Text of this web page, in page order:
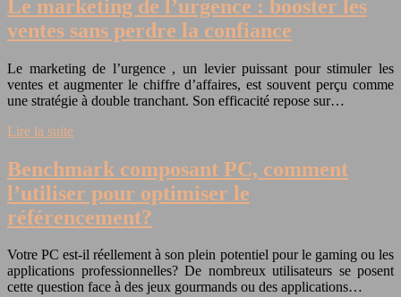
Le marketing de l’urgence : booster les
ventes sans perdre la confiance
Le marketing de l’urgence , un levier puissant pour stimuler les
ventes et augmenter le chiffre d’affaires, est souvent perçu comme
une stratégie à double tranchant. Son efficacité repose sur…
Lire la suite
Benchmark composant PC, comment
l’utiliser pour optimiser le
référencement?
Votre PC est-il réellement à son plein potentiel pour le gaming ou les
applications professionnelles? De nombreux utilisateurs se posent
cette question face à des jeux gourmands ou des applications…